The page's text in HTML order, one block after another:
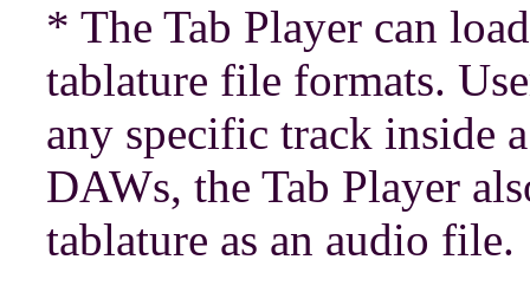
* The Tab Player can
tablature file formats.
any specific track inside
DAWs, the Tab Player
tablature as an audio file.